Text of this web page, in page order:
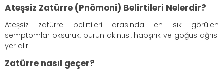
Ateşsiz Zatürre (Pnömoni) Belirtileri Nelerdir?
Ateşsiz zatürre belirtileri arasında en sık görülen
semptomlar öksürük, burun akıntısı, hapşırık ve göğüs ağrısı
yer alır.
Zatürre nasıl geçer?